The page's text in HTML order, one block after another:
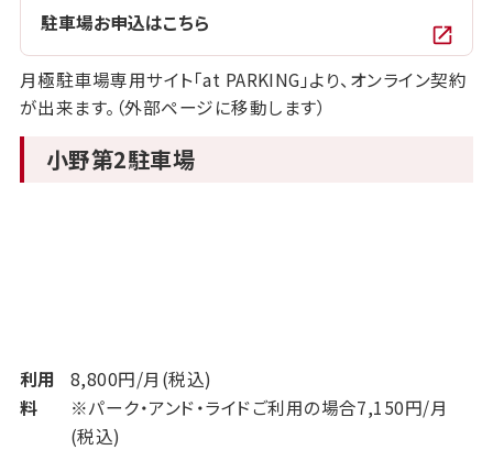
駐車場お申込はこちら
月極駐車場専用サイト「at PARKING」より、オンライン契約
が出来ます。（外部ページに移動します）
小野第2駐車場
利用
料
8,800円/月(税込)
※パーク・アンド・ライドご利用の場合7,150円/月
(税込)